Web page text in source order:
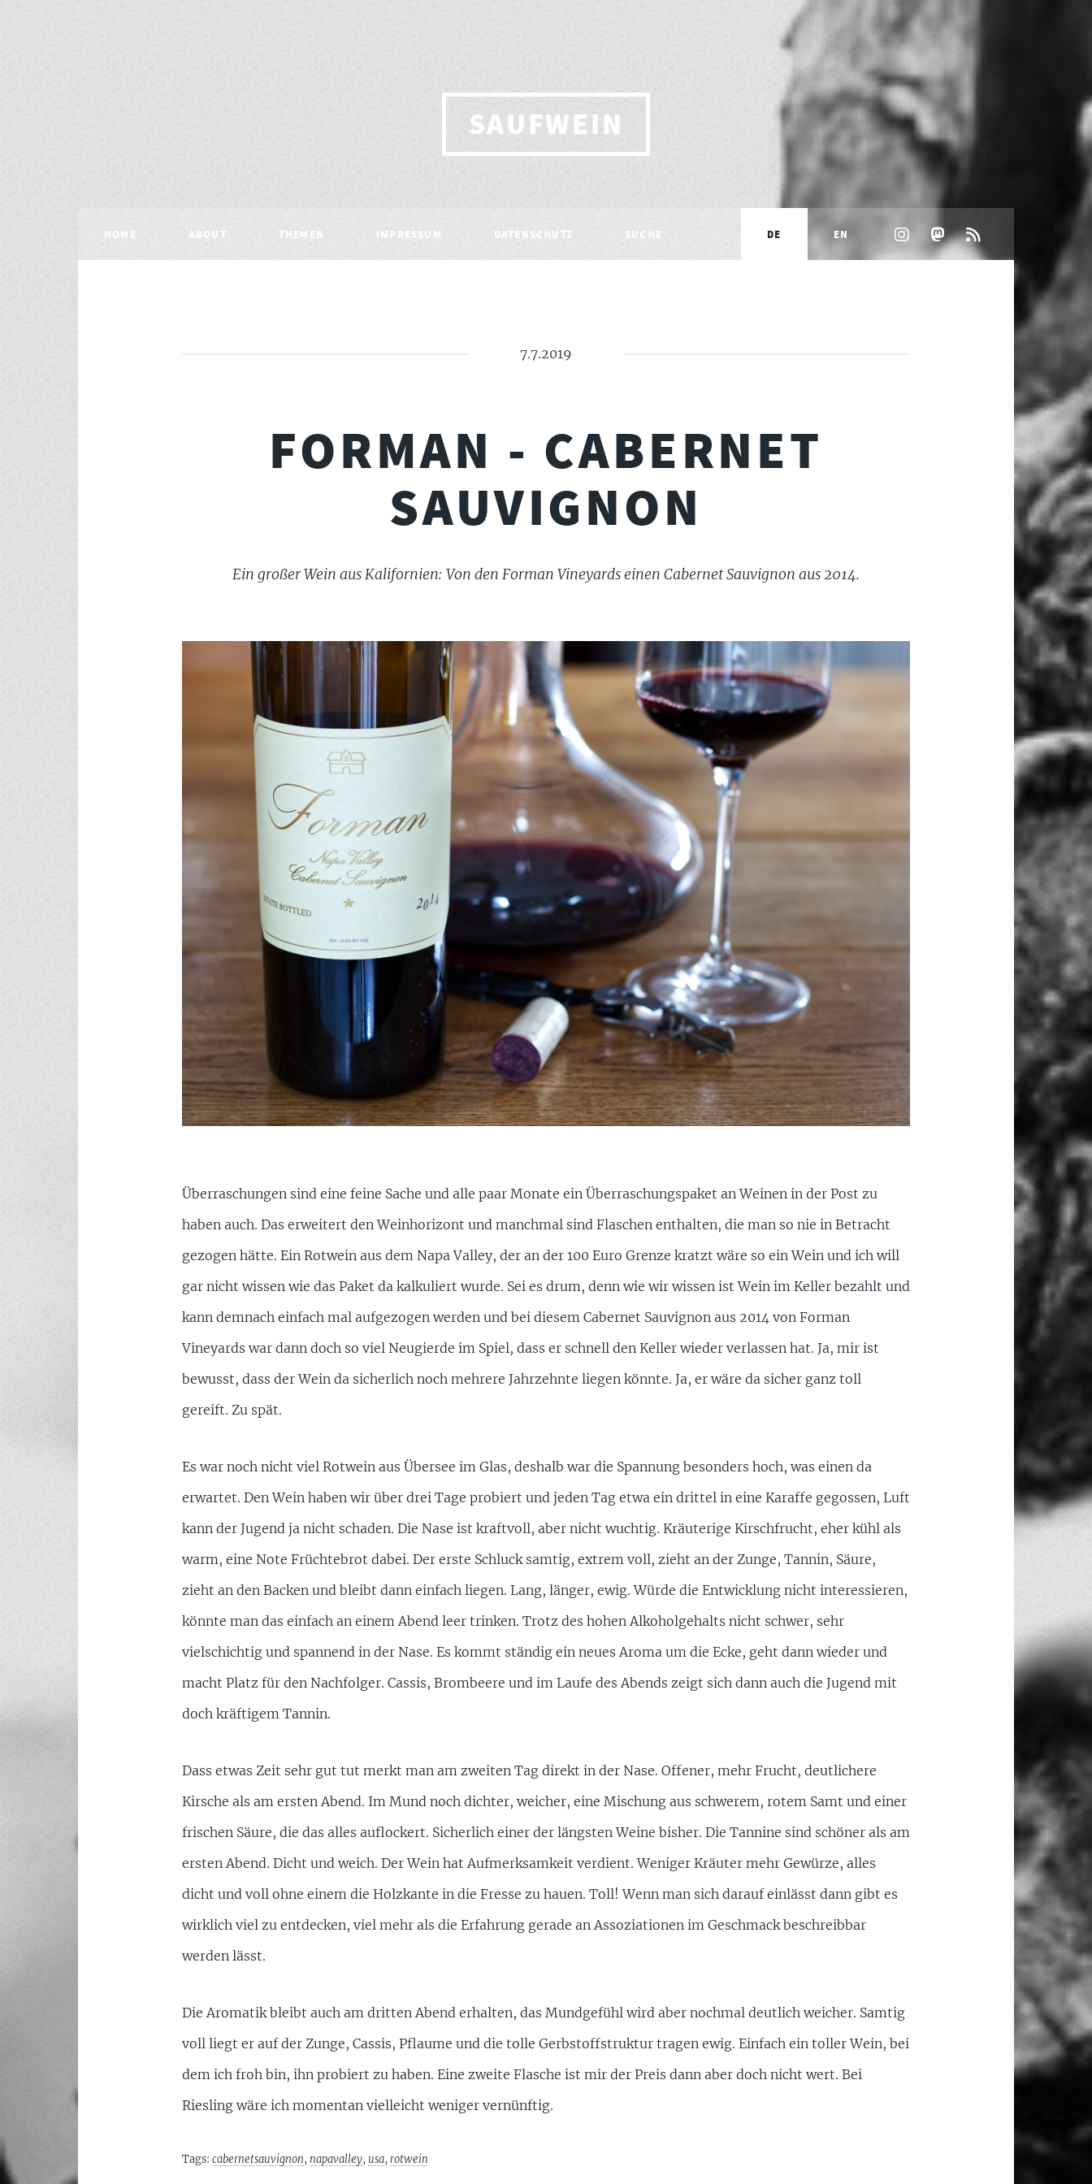
SAUFWEIN
HOME ABOUT THEMEN IMPRESSUM DATENSCHUTZ SUCHE DE EN
7.7.2019
FORMAN - CABERNET
SAUVIGNON
Ein großer Wein aus Kalifornien: Von den Forman Vineyards einen Cabernet Sauvignon aus 2014.
Überraschungen sind eine feine Sache und alle paar Monate ein Überraschungspaket an Weinen in der Post zu
haben auch. Das erweitert den Weinhorizont und manchmal sind Flaschen enthalten, die man so nie in Betracht
gezogen hätte. Ein Rotwein aus dem Napa Valley, der an der 100 Euro Grenze kratzt wäre so ein Wein und ich will
gar nicht wissen wie das Paket da kalkuliert wurde. Sei es drum, denn wie wir wissen ist Wein im Keller bezahlt und
kann demnach einfach mal aufgezogen werden und bei diesem Cabernet Sauvignon aus 2014 von Forman
Vineyards war dann doch so viel Neugierde im Spiel, dass er schnell den Keller wieder verlassen hat. Ja, mir ist
bewusst, dass der Wein da sicherlich noch mehrere Jahrzehnte liegen könnte. Ja, er wäre da sicher ganz toll
gereift. Zu spät.
Es war noch nicht viel Rotwein aus Übersee im Glas, deshalb war die Spannung besonders hoch, was einen da
erwartet. Den Wein haben wir über drei Tage probiert und jeden Tag etwa ein drittel in eine Karaffe gegossen, Luft
kann der Jugend ja nicht schaden. Die Nase ist kraftvoll, aber nicht wuchtig. Kräuterige Kirschfrucht, eher kühl als
warm, eine Note Früchtebrot dabei. Der erste Schluck samtig, extrem voll, zieht an der Zunge, Tannin, Säure,
zieht an den Backen und bleibt dann einfach liegen. Lang, länger, ewig. Würde die Entwicklung nicht interessieren,
könnte man das einfach an einem Abend leer trinken. Trotz des hohen Alkoholgehalts nicht schwer, sehr
vielschichtig und spannend in der Nase. Es kommt ständig ein neues Aroma um die Ecke, geht dann wieder und
macht Platz für den Nachfolger. Cassis, Brombeere und im Laufe des Abends zeigt sich dann auch die Jugend mit
doch kräftigem Tannin.
Dass etwas Zeit sehr gut tut merkt man am zweiten Tag direkt in der Nase. Offener, mehr Frucht, deutlichere
Kirsche als am ersten Abend. Im Mund noch dichter, weicher, eine Mischung aus schwerem, rotem Samt und einer
frischen Säure, die das alles auflockert. Sicherlich einer der längsten Weine bisher. Die Tannine sind schöner als am
ersten Abend. Dicht und weich. Der Wein hat Aufmerksamkeit verdient. Weniger Kräuter mehr Gewürze, alles
dicht und voll ohne einem die Holzkante in die Fresse zu hauen. Toll! Wenn man sich darauf einlässt dann gibt es
wirklich viel zu entdecken, viel mehr als die Erfahrung gerade an Assoziationen im Geschmack beschreibbar
werden lässt.
Die Aromatik bleibt auch am dritten Abend erhalten, das Mundgefühl wird aber nochmal deutlich weicher. Samtig
voll liegt er auf der Zunge, Cassis, Pflaume und die tolle Gerbstoffstruktur tragen ewig. Einfach ein toller Wein, bei
dem ich froh bin, ihn probiert zu haben. Eine zweite Flasche ist mir der Preis dann aber doch nicht wert. Bei
Riesling wäre ich momentan vielleicht weniger vernünftig.
Tags: cabernetsauvignon, napavalley, usa, rotwein